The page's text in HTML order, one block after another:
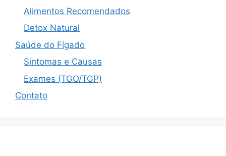
Alimentos Recomendados
Detox Natural
Saúde do Fígado
Sintomas e Causas
Exames (TGO/TGP)
Contato